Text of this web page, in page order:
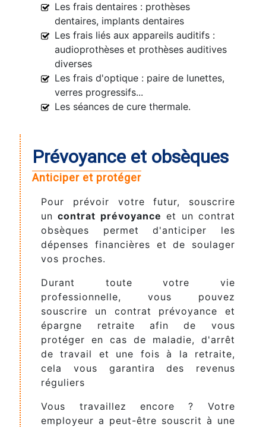
Les frais dentaires : prothèses
dentaires, implants dentaires
Les frais liés aux appareils auditifs :
audioprothèses et prothèses auditives
diverses
Les frais d'optique : paire de lunettes,
verres progressifs...
Les séances de cure thermale.
Prévoyance et obsèques
Anticiper et protéger
Pour prévoir votre futur, souscrire
uncontrat prévoyance et un contrat
obsèques permet d'anticiper les
dépenses financières et de soulager
vos proches.
Durant toute votre vie
professionnelle, vous pouvez
souscrire un contrat prévoyance et
épargne retraite afin de vous
protéger en cas de maladie, d'arrêt
de travail et une fois à la retraite,
cela vous garantira des revenus
réguliers
Vous travaillez encore ? Votre
employeur a peut-être souscrit à une